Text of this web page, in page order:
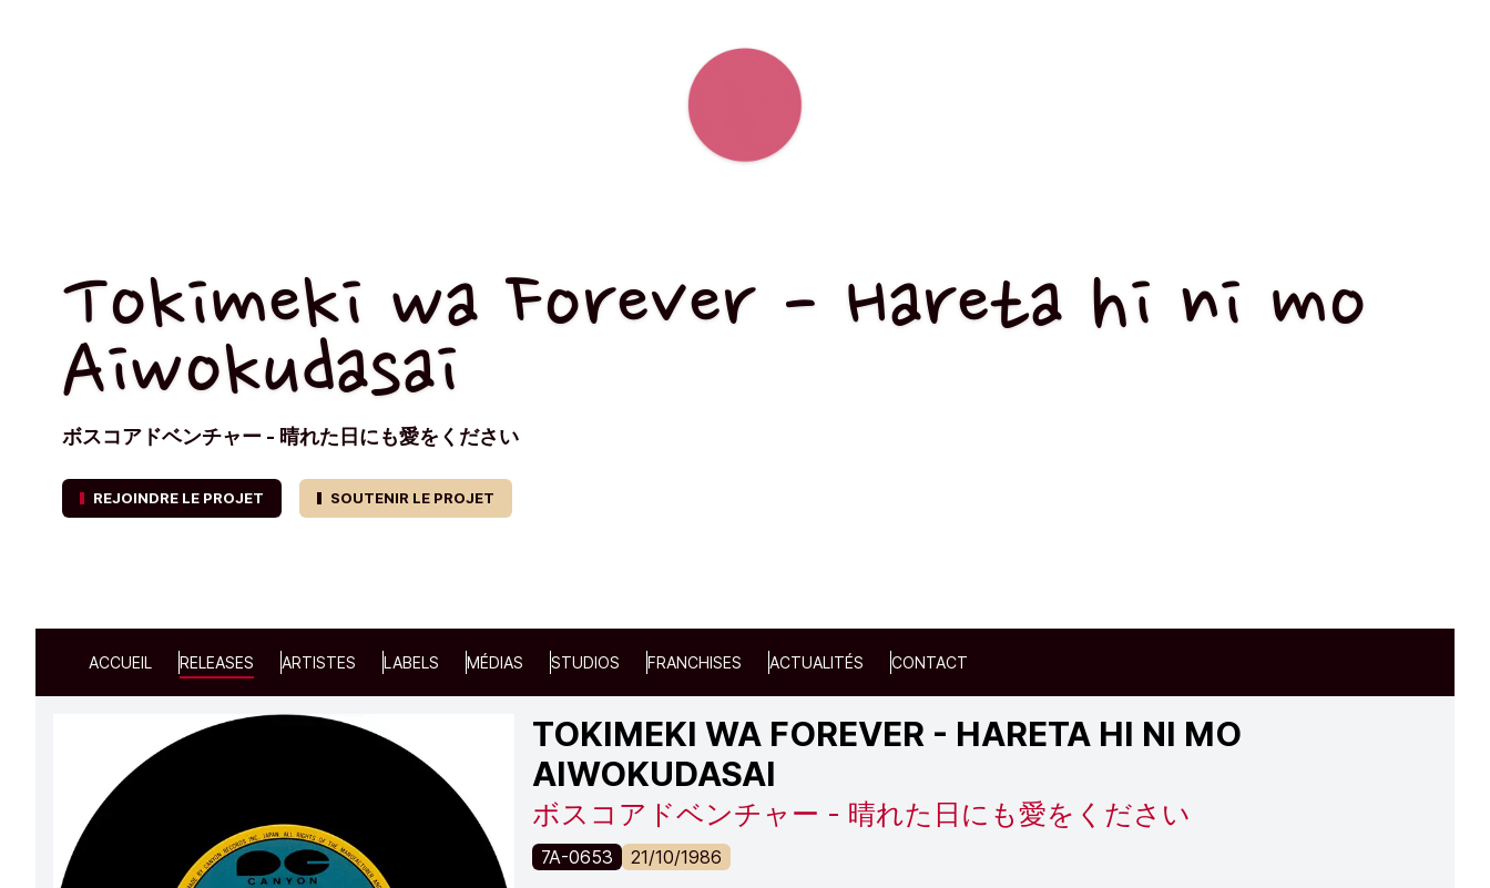
Tokimeki wa Forever - Hareta hi ni mo
Aiwokudasai
ボスコアドベンチャー - 晴れた日にも愛をください
REJOINDRE LE PROJET SOUTENIR LE PROJET
ACCUEIL RELEASES ARTISTES LABELS MÉDIAS STUDIOS FRANCHISES ACTUALITÉS CONTACT
TOKIMEKI WA FOREVER - HARETA HI NI MO
AIWOKUDASAI
ボスコアドベンチャー - 晴れた日にも愛をください
7A-0653 21/10/1986